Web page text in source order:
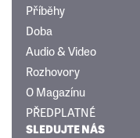
Příběhy
Doba
Audio & Video
Rozhovory
O Magazínu
PŘEDPLATNÉ
SLEDUJTE NÁS